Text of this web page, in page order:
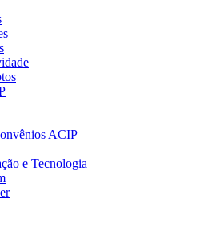
ACIP
e Tecnologia